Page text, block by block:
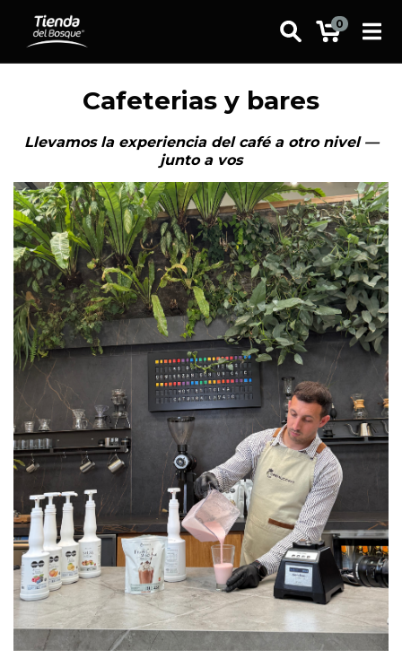
0
Cafeterias y bares
Llevamos la experiencia del café a otro nivel —
junto a vos